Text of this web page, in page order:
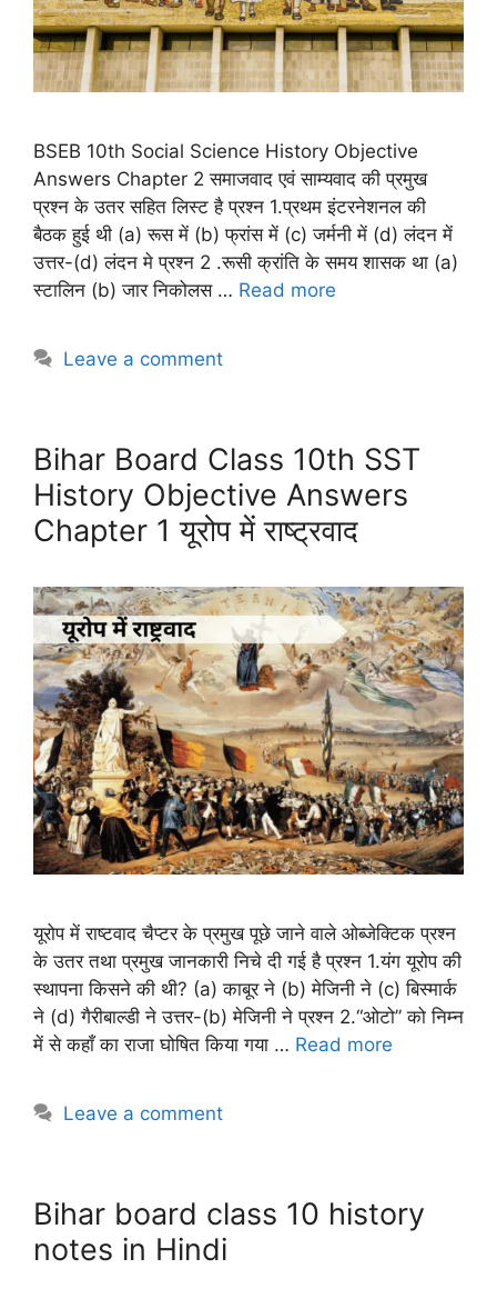
BSEB 10th Social Science History Objective
Answers Chapter 2 समाजवाद एवं साम्यवाद की प्रमुख
प्रश्न के उतर सहित लिस्ट है प्रश्न 1.प्रथम इंटरनेशनल की
बैठक हुई थी (a) रूस में (b) फ्रांस में (c) जर्मनी में (d) लंदन में
उत्तर-(d) लंदन मे प्रश्न 2 .रूसी क्रांति के समय शासक था (a)
स्टालिन (b) जार निकोलस … Read more
Leave a comment
Bihar Board Class 10th SST
History Objective Answers
Chapter 1 यूरोप में राष्ट्रवाद
यूरोप में राष्टवाद चैप्टर के प्रमुख पूछे जाने वाले ओब्जेक्टिक प्रश्न
के उतर तथा प्रमुख जानकारी निचे दी गई है प्रश्न 1.यंग यूरोप की
स्थापना किसने की थी? (a) काबूर ने (b) मेजिनी ने (c) बिस्मार्क
ने (d) गैरीबाल्डी ने उत्तर-(b) मेजिनी ने प्रश्न 2.“ओटो” को निम्न
में से कहाँ का राजा घोषित किया गया … Read more
Leave a comment
Bihar board class 10 history
notes in Hindi